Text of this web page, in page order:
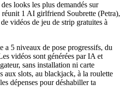
looks les plus demandés sur
1 AI girlfriend Soubrette (Petra),
vidéos de jeu de strip gratuites à
a 5 niveaux de pose progressifs, du
vidéos sont générées par IA et
sans installation ni carte
aux slots, au blackjack, à la roulette
dépenses pour déshabiller ta